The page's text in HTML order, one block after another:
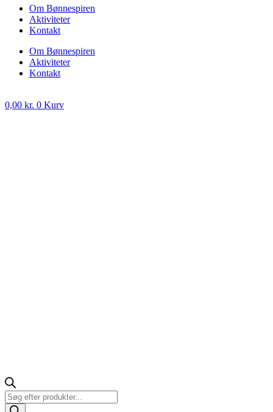
Om Bønnespiren
Aktiviteter
Kontakt
Om Bønnespiren
Aktiviteter
Kontakt
0,00 kr. 0 Kurv
Products
search